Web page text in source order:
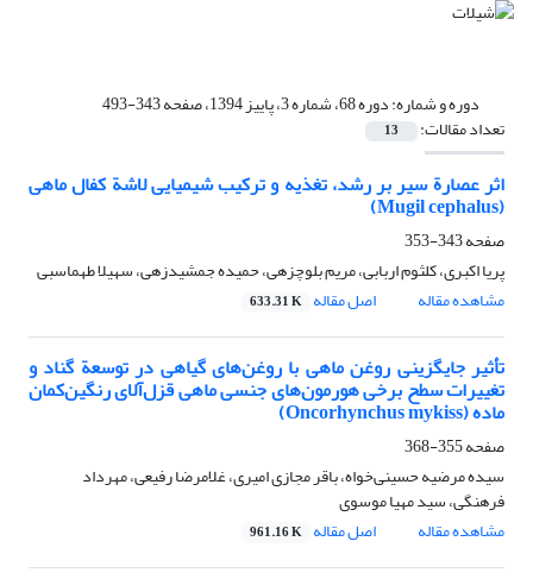
دوره و شماره:دوره 68، شماره 3، پاییز 1394، صفحه 343-493
تعداد مقالات: 13
اثر عصارة سیر بر رشد، تغذیه و ترکیب شیمیایی لاشة کفال ماهی
(Mugil cephalus)
صفحه343-353
پریا اکبری، کلثوم اربابی، مریم بلوچزهی، حمیده جمشیدزهی، سهیلا طهماسبی
مشاهده مقاله
اصل مقاله 633.31 K
تأثیر جایگزینی روغن ماهی با روغن‌های گیاهی در توسعة گناد و
تغییرات سطح برخی هورمون‌های جنسی ماهی قزل‌آلای رنگین‌کمان
ماده (Oncorhynchus mykiss)
صفحه355-368
سیده مرضیه حسینی‌خواه، باقر مجازی امیری، غلامرضا رفیعی، مهرداد
فرهنگی، سید مهیا موسوی
مشاهده مقاله
اصل مقاله 961.16 K